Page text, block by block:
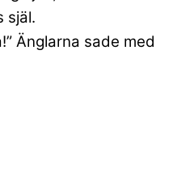
själ.
Änglarna sade med